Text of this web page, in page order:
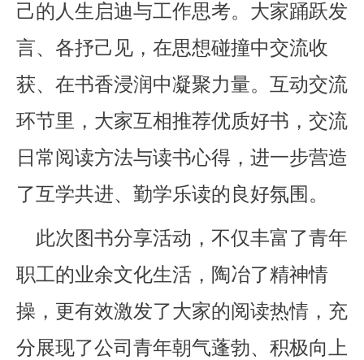
己的人生启迪与工作思考。大家踊跃发
言、各抒己见，在思想碰撞中交流收
获、在书香浸润中凝聚力量。互动交流
环节里，大家互相推荐优质好书，交流
日常阅读方法与读书心得，进一步营造
了互学共进、勤学乐读的良好氛围。
此次图书分享活动，不仅丰富了青年
职工的业余文化生活，陶冶了精神情
操，更有效激发了大家的阅读热情，充
分展现了公司青年朝气蓬勃、积极向上